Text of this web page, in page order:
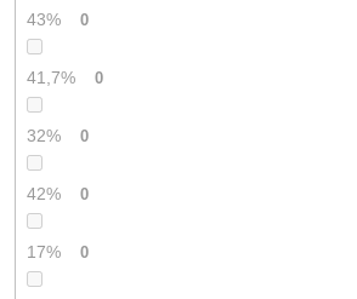
43% 0
41,7% 0
32% 0
42% 0
17% 0